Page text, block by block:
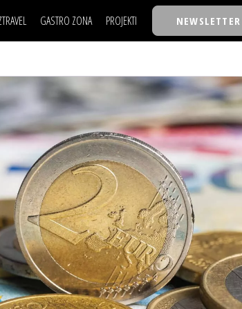
GASTRO ZONA PROJEKTI
TASTY TALKS
30 ISPOD 30
BACK TO OFFICE/SCHOOL
BIZBENDOVI
BIZKOLEGIJUM
BMW BIZNIS LIGA
BIZLIFE WEEK
IZJAVA GODINE
NEWSLETTER
NAJKOLEGA
30 ISPOD 30
BACK TO OFFICE/SCHOOL
BIZBENDOVI
BIZKOLEGIJUM
BMW BIZNIS LIGA
BIZLIFE WEEK
IZJAVA GODINE